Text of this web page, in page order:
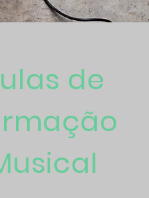
de